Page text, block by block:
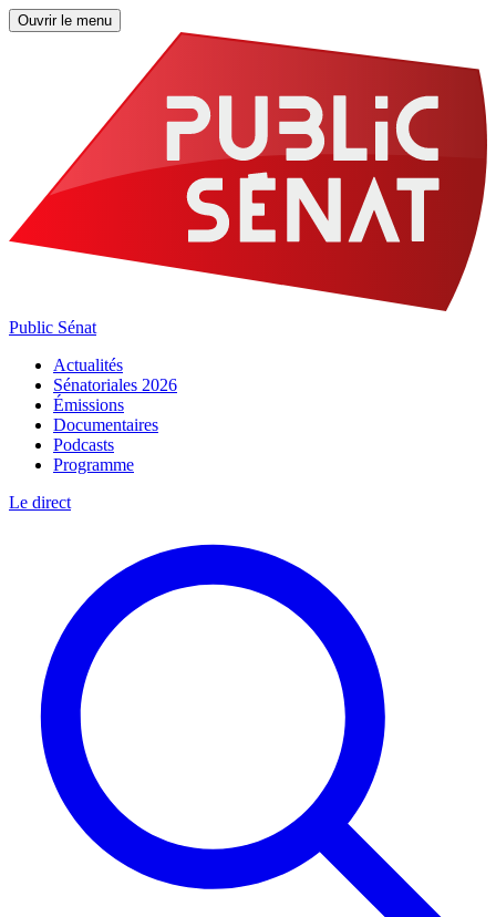
Ouvrir le menu
Public Sénat
Actualités
Sénatoriales 2026
Émissions
Documentaires
Podcasts
Programme
Le direct